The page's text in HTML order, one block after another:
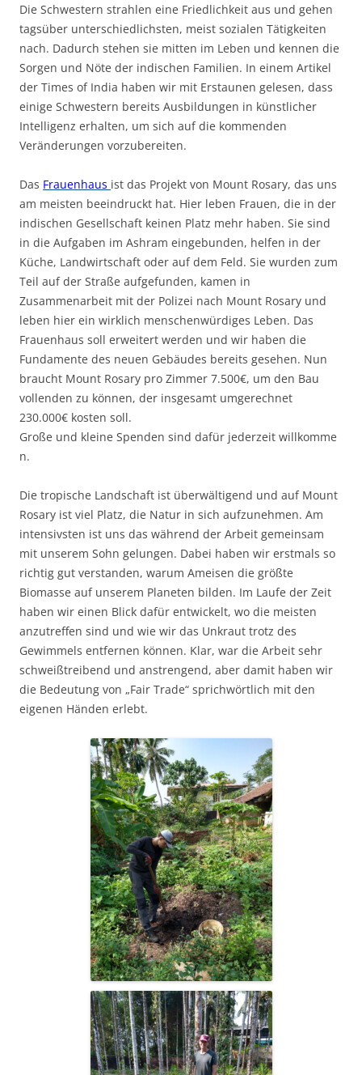
Die Schwestern strahlen eine Friedlichkeit aus und gehen
tagsüber unterschiedlichsten, meist sozialen Tätigkeiten
nach. Dadurch stehen sie mitten im Leben und kennen die
Sorgen und Nöte der indischen Familien. In einem Artikel
der Times of India haben wir mit Erstaunen gelesen, dass
einige Schwestern bereits Ausbildungen in künstlicher
Intelligenz erhalten, um sich auf die kommenden
Veränderungen vorzubereiten.
Das Frauenhaus ist das Projekt von Mount Rosary, das uns
am meisten beeindruckt hat. Hier leben Frauen, die in der
indischen Gesellschaft keinen Platz mehr haben. Sie sind
in die Aufgaben im Ashram eingebunden, helfen in der
Küche, Landwirtschaft oder auf dem Feld. Sie wurden zum
Teil auf der Straße aufgefunden, kamen in
Zusammenarbeit mit der Polizei nach Mount Rosary und
leben hier ein wirklich menschenwürdiges Leben. Das
Frauenhaus soll erweitert werden und wir haben die
Fundamente des neuen Gebäudes bereits gesehen. Nun
braucht Mount Rosary pro Zimmer 7.500€, um den Bau
vollenden zu können, der insgesamt umgerechnet
230.000€ kosten soll.
Große und kleine Spenden sind dafür jederzeit willkomme
n.
Die tropische Landschaft ist überwältigend und auf Mount
Rosary ist viel Platz, die Natur in sich aufzunehmen. Am
intensivsten ist uns das während der Arbeit gemeinsam
mit unserem Sohn gelungen. Dabei haben wir erstmals so
richtig gut verstanden, warum Ameisen die größte
Biomasse auf unserem Planeten bilden. Im Laufe der Zeit
haben wir einen Blick dafür entwickelt, wo die meisten
anzutreffen sind und wie wir das Unkraut trotz des
Gewimmels entfernen können. Klar, war die Arbeit sehr
schweißtreibend und anstrengend, aber damit haben wir
die Bedeutung von „Fair Trade“ sprichwörtlich mit den
eigenen Händen erlebt.